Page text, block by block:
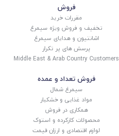
فروش
مقررات خرید
تخفیف و فروش ویژه سیمرغ
اشانتیون و هدایای سیمرغ
پرسش های پر تکرار
Middle East & Arab Country Customers
فروش تعداد و عمده
سیمرغ شمال
مواد غذایی و خشکبار
همکاری در فروش
محصولات کارکرده و استوک
لوازم اقتصادی و ارزان قیمت